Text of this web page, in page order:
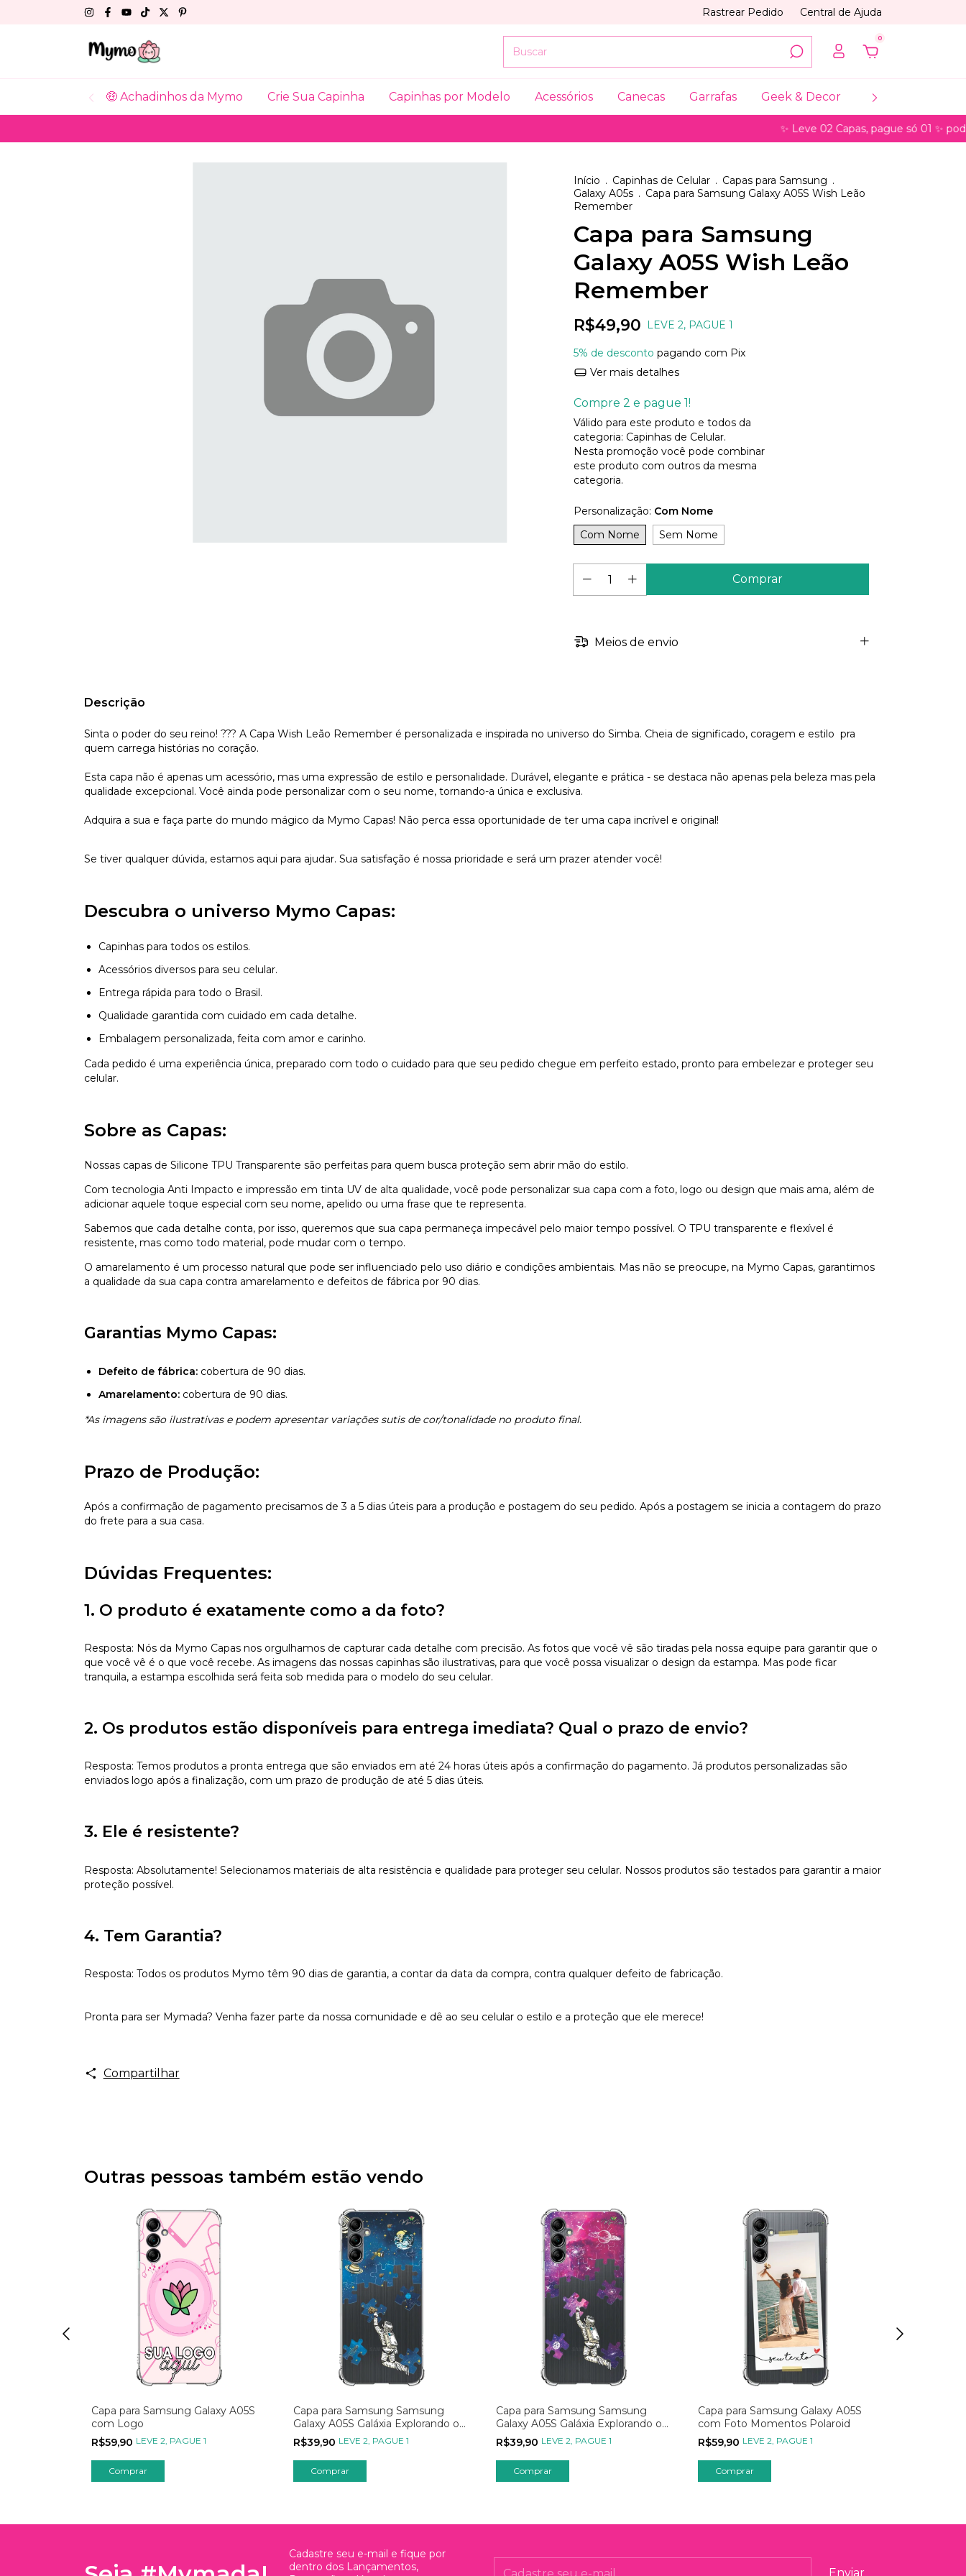
Rastrear Pedido Central de Ajuda
0
🤑 Achadinhos da Mymo Crie Sua Capinha Capinhas por Modelo Acessórios Canecas Garrafas Geek & Decor Coleções
✨ Leve 02 Capas, pague só 01 ✨ pode
Início . Capinhas de Celular . Capas para Samsung .
Galaxy A05s . Capa para Samsung Galaxy A05S Wish Leão
Remember
Capa para Samsung
Galaxy A05S Wish Leão
Remember
R$49,90 LEVE 2, PAGUE 1
5% de desconto pagando com Pix
Ver mais detalhes
Compre 2 e pague 1!
Válido para este produto e todos da
categoria: Capinhas de Celular.
Nesta promoção você pode combinar
este produto com outros da mesma
categoria.
Personalização: Com Nome
Com Nome
Sem Nome
Meios de envio
Descrição
Sinta o poder do seu reino! ??? A Capa Wish Leão Remember é personalizada e inspirada no universo do Simba. Cheia de significado, coragem e estilo  pra
quem carrega histórias no coração.
Esta capa não é apenas um acessório, mas uma expressão de estilo e personalidade. Durável, elegante e prática - se destaca não apenas pela beleza mas pela
qualidade excepcional. Você ainda pode personalizar com o seu nome, tornando-a única e exclusiva.
Adquira a sua e faça parte do mundo mágico da Mymo Capas! Não perca essa oportunidade de ter uma capa incrível e original!
Se tiver qualquer dúvida, estamos aqui para ajudar. Sua satisfação é nossa prioridade e será um prazer atender você!
Descubra o universo Mymo Capas:
Capinhas para todos os estilos.
Acessórios diversos para seu celular.
Entrega rápida para todo o Brasil.
Qualidade garantida com cuidado em cada detalhe.
Embalagem personalizada, feita com amor e carinho.
Cada pedido é uma experiência única, preparado com todo o cuidado para que seu pedido chegue em perfeito estado, pronto para embelezar e proteger seu
celular.
Sobre as Capas:
Nossas capas de Silicone TPU Transparente são perfeitas para quem busca proteção sem abrir mão do estilo.
Com tecnologia Anti Impacto e impressão em tinta UV de alta qualidade, você pode personalizar sua capa com a foto, logo ou design que mais ama, além de
adicionar aquele toque especial com seu nome, apelido ou uma frase que te representa.
Sabemos que cada detalhe conta, por isso, queremos que sua capa permaneça impecável pelo maior tempo possível. O TPU transparente e flexível é
resistente, mas como todo material, pode mudar com o tempo.
O amarelamento é um processo natural que pode ser influenciado pelo uso diário e condições ambientais. Mas não se preocupe, na Mymo Capas, garantimos
a qualidade da sua capa contra amarelamento e defeitos de fábrica por 90 dias.
Garantias Mymo Capas:
Defeito de fábrica: cobertura de 90 dias.
Amarelamento: cobertura de 90 dias.
*As imagens são ilustrativas e podem apresentar variações sutis de cor/tonalidade no produto final.
Prazo de Produção:
Após a confirmação de pagamento precisamos de 3 a 5 dias úteis para a produção e postagem do seu pedido. Após a postagem se inicia a contagem do prazo
do frete para a sua casa.
Dúvidas Frequentes:
1. O produto é exatamente como a da foto?
Resposta: Nós da Mymo Capas nos orgulhamos de capturar cada detalhe com precisão. As fotos que você vê são tiradas pela nossa equipe para garantir que o
que você vê é o que você recebe. As imagens das nossas capinhas são ilustrativas, para que você possa visualizar o design da estampa. Mas pode ficar
tranquila, a estampa escolhida será feita sob medida para o modelo do seu celular.
2. Os produtos estão disponíveis para entrega imediata? Qual o prazo de envio?
Resposta: Temos produtos a pronta entrega que são enviados em até 24 horas úteis após a confirmação do pagamento. Já produtos personalizadas são
enviados logo após a finalização, com um prazo de produção de até 5 dias úteis.
3. Ele é resistente?
Resposta: Absolutamente! Selecionamos materiais de alta resistência e qualidade para proteger seu celular. Nossos produtos são testados para garantir a maior
proteção possível.
4. Tem Garantia?
Resposta: Todos os produtos Mymo têm 90 dias de garantia, a contar da data da compra, contra qualquer defeito de fabricação.
Pronta para ser Mymada? Venha fazer parte da nossa comunidade e dê ao seu celular o estilo e a proteção que ele merece!
Compartilhar
Outras pessoas também estão vendo
Capa para Samsung Galaxy A05S
com Logo
R$59,90 LEVE 2, PAGUE 1
Capa para Samsung Samsung
Galaxy A05S Galáxia Explorando o
Universo Azul
R$39,90 LEVE 2, PAGUE 1
Comprar
Capa para Samsung Samsung
Galaxy A05S Galáxia Explorando o
Universo Rosa
R$39,90 LEVE 2, PAGUE 1
Comprar
Capa para Samsung Galaxy A05S
com Foto Momentos Polaroid
R$59,90 LEVE 2, PAGUE 1
Cadastre seu e-mail e fique por
dentro dos Lançamentos,